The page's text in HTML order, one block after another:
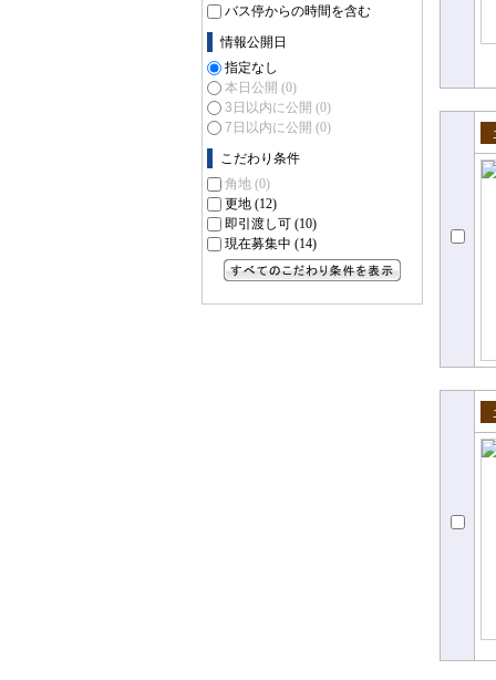
バス停からの時間を含む
情報公開日
指定なし
本日公開 (0)
3日以内に公開 (0)
7日以内に公開 (0)
こだわり条件
角地 (0)
更地 (12)
即引渡し可 (10)
現在募集中 (14)